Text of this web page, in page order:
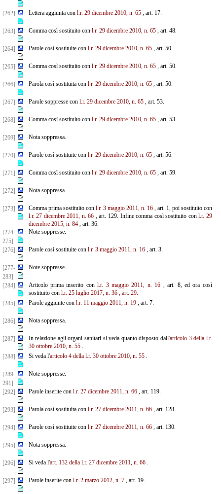
[262] Lettera aggiunta con l.r. 29 dicembre 2010, n. 65, art. 17.
[263] Comma così sostituito con l.r. 29 dicembre 2010, n. 65, art. 48.
[264] Parole così sostituite con l.r. 29 dicembre 2010, n. 65, art. 50.
[265] Comma così sostituito con l.r. 29 dicembre 2010, n. 65, art. 50.
[266] Parola così sostituita con l.r. 29 dicembre 2010, n. 65, art. 50.
[267] Parole soppresse con l.r. 29 dicembre 2010, n. 65, art. 53.
[268] Comma così sostituito con l.r. 29 dicembre 2010, n. 65, art. 53.
[269] Nota soppressa.
[270] Parole così sostituite con l.r. 29 dicembre 2010, n. 65, art. 56.
[271] Comma così sostituito con l.r. 29 dicembre 2010, n. 65, art. 59.
[272] Nota soppressa.
[273] Comma prima sostituito con l.r. 3 maggio 2011, n. 16, art. 1, poi sostituito con
l.r. 27 dicembre 2011, n. 66 , art. 129. Infine comma così sostituito conl.r. 29
dicembre 2015, n. 84, art. 36.
[274-
275]
Note soppresse.
[276] Parole così sostituite con l.r. 3 maggio 2011, n. 16, art. 3.
[277-
283]
Note soppresse.
[284] Articolo prima inserito conl.r. 3 maggio 2011, n. 16 , art. 8, ed ora così
sostituito con l.r. 25 luglio 2017, n. 36 , art. 29.
[285]
Parole aggiunte con l.r. 11 maggio 2011, n. 19, art. 7.
[286] Nota soppressa.
[287] In relazione agli organi sanitari si veda quanto disposto dall'articolo 3 della l.r.
30 ottobre 2010, n. 55.
[288]
Si veda l'articolo 4 della l.r. 30 ottobre 2010, n. 55.
[289-
291]
Note soppresse.
[292] Parole inserite con l.r. 27 dicembre 2011, n. 66, art. 119.
[293] Parola così sostituita con l.r. 27 dicembre 2011, n. 66, art. 128.
[294] Parole così sostituite con l.r. 27 dicembre 2011, n. 66, art. 130.
[295] Nota soppressa.
[296] Si veda l'art. 132 della l.r. 27 dicembre 2011, n. 66.
[297] Parole inserite con l.r. 2 marzo 2012, n. 7, art. 19.